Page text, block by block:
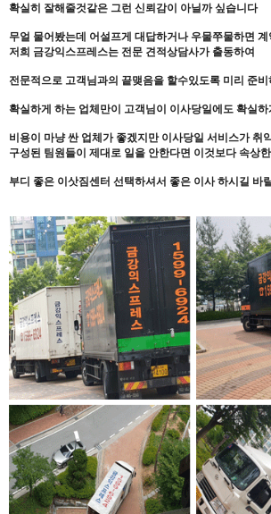
확실히 잘해줄것같은 그런 신뢰감이 아닐까 싶습니다
무얼 물어봤는데 어설프게 대답하거나 우물쭈물하면
저희 금강익스프레스는 전문 견적상담사가 출동하여
전문적으로 고객님과의 끝맺음을 할수있도록 미리 준
확실하게 하는 업체만이 고객님이 이사당일에도 확실
비용이 마냥 싼 업체가 좋겠지만 이사당일 서비스가 취
구성된 팀원들이 제대로 일을 안한다면 이것보다 속상
부디 좋은 이삿짐센터 선택하셔서 좋은 이사 하시길 바